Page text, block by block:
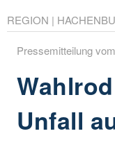
REGION |
Pressemitteilung
Unfall